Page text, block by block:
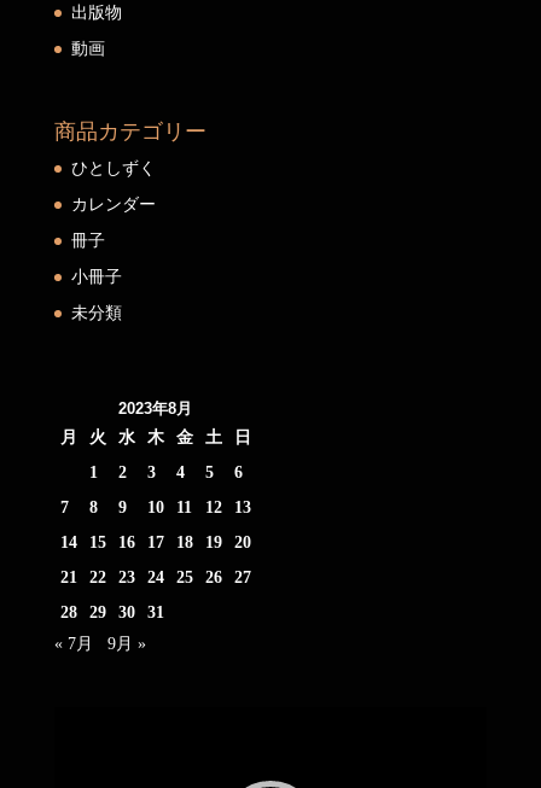
出版物
動画
商品カテゴリー
ひとしずく
カレンダー
冊子
小冊子
未分類
2023年8月
月
火 水 木 金 土
日
1
2 3 4 5
6
7
8 9 10 11 12
13
14
15 16 17 18 19
20
21
22 23 24 25 26
27
28
29 30
31
« 7月
9月 »